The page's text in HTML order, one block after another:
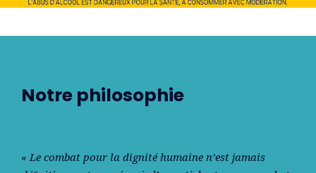
Notre philosophie
« Le combat pour la dignité humaine n’est jamais